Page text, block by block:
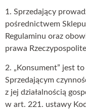
1. Sprzedający
pośrednictwem
Regulaminu oraz
prawa
2. „Konsument” jest
Sprzedającym
z jej działalnością
w art. 221. ustawy